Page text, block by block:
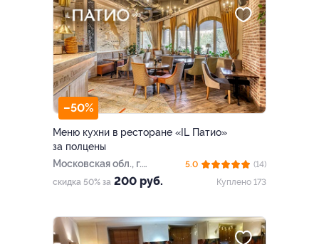
–50%
Меню кухни в ресторане «IL Патио»
за полцены
Московская обл., г.
Одинцово, Можайское ш.,
скидка 50% за 200 руб.
5.0
(14)
Куплено 173